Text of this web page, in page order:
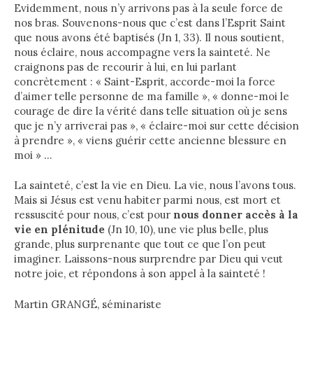
Evidemment, nous n’y arrivons pas à la seule force de
nos bras. Souvenons-nous que c’est dans l’Esprit Saint
que nous avons été baptisés (Jn 1, 33). Il nous soutient,
nous éclaire, nous accompagne vers la sainteté. Ne
craignons pas de recourir à lui, en lui parlant
concrètement : « Saint-Esprit, accorde-moi la force
d’aimer telle personne de ma famille », « donne-moi le
courage de dire la vérité dans telle situation où je sens
que je n’y arriverai pas », « éclaire-moi sur cette décision
à prendre », « viens guérir cette ancienne blessure en
moi » …
La sainteté, c’est la vie en Dieu. La vie, nous l’avons tous.
Mais si Jésus est venu habiter parmi nous, est mort et
ressuscité pour nous, c’est pour nous donner accès à la
vie en plénitude (Jn 10, 10), une vie plus belle, plus
grande, plus surprenante que tout ce que l’on peut
imaginer. Laissons-nous surprendre par Dieu qui veut
notre joie, et répondons à son appel à la sainteté !
Martin GRANGÉ, séminariste